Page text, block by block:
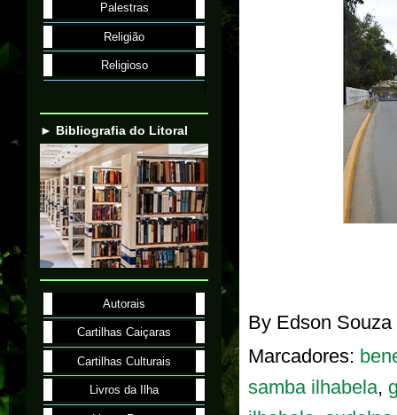
By Edson Souza
Marcadores:
samba ilhabela,
Palestras
Religião
Religioso
► Bibliografia do Litoral
Autorais
Cartilhas Caiçaras
Cartilhas Culturais
Livros da Ilha